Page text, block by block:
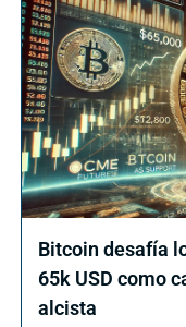
Bitcoin desafía
65k USD como
alcista